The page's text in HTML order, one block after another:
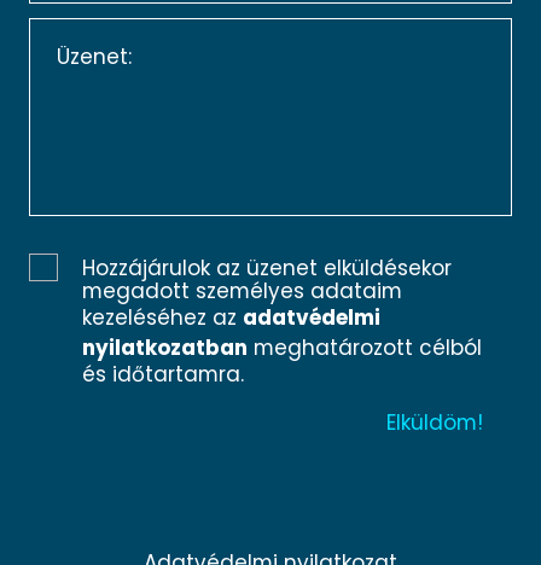
Hozzájárulok az üzenet elküldésekor
megadott személyes adataim
kezeléséhez az adatvédelmi
nyilatkozatban meghatározott célból
és időtartamra.